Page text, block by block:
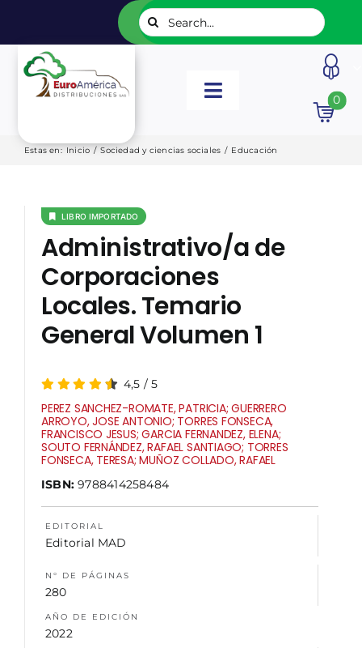
contenido
Buscar:
Toggle
INICIO
EDITORIALES
CATÁLOGOS
NOSOTROS
0
Estas en: Inicio / Sociedad y ciencias sociales / Educación
LIBRO IMPORTADO
Administrativo/a de
Corporaciones
Locales. Temario
General Volumen 1
4,5 /5
PEREZ SANCHEZ-ROMATE, PATRICIA; GUERRERO
ARROYO, JOSE ANTONIO; TORRES FONSECA,
FRANCISCO JESUS; GARCIA FERNANDEZ, ELENA;
SOUTO FERNÁNDEZ, RAFAEL SANTIAGO; TORRES
FONSECA, TERESA; MUÑOZ COLLADO, RAFAEL
ISBN:9788414258484
EDITORIAL
Editorial MAD
N° DE PÁGINAS
280
AÑO DE EDICIÓN
2022